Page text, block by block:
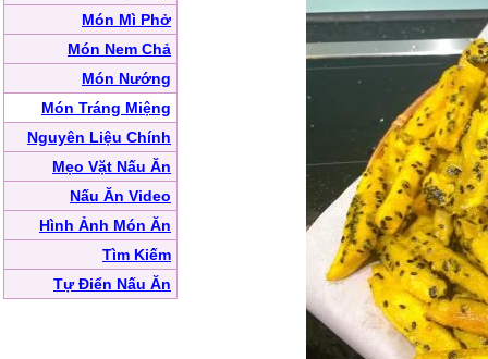
Món Mì Phở
Món Nem Chả
Món Nướng
Món Tráng Miệng
Nguyên Liệu Chính
Mẹo Vặt Nấu Ăn
Nấu Ăn Video
Hình Ảnh Món Ăn
Tìm Kiếm
Tự Điển Nấu Ăn